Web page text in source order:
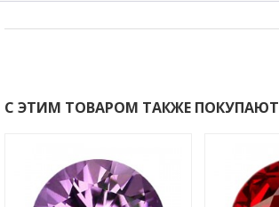
С ЭТИМ ТОВАРОМ ТАКЖЕ ПОКУПАЮТ